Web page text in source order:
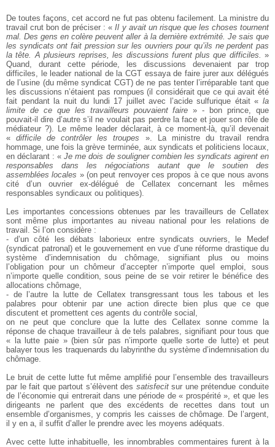
De toutes façons, cet accord ne fut pas obtenu facilement. La ministre du
travail crut bon de préciser :«Il y avait un risque que les choses tournent
mal. Des gens en colère peuvent aller à la dernière extrémité. Je sais que
les syndicats ont fait pression sur les ouvriers pour qu’ils ne perdent pas
la tête. A plusieurs reprises, les discussions furent plus que difficiles.
»
Quand, durant cette période, les discussions devenaient par trop
difficiles, le leader national de la CGT essaya de faire jurer aux délégués
de l’usine (du même syndicat CGT) de ne pas tenter l’irréparable tant que
les discussions n’étaient pas rompues (il considérait que ce qui avait été
fait pendant la nuit du lundi 17 juillet avec l’acide sulfurique était « la
limite de ce que les travailleurs pouvaient faire » - bon prince, que
pouvait-il dire d’autre s’il ne voulait pas perdre la face et jouer son rôle de
médiateur ?). Le même leader déclarait, à ce moment-là, qu’il devenait
«difficile de contrôler les troupes ». La ministre du travail rendra
hommage, une fois la grève terminée, aux syndicats et politiciens locaux,
en déclarant : «Je me dois de souligner combien les syndicats agirent en
responsables dans les négociations autant que le soutien des
assemblées locales » (on peut renvoyer ces propos à ce que nous avons
cité d’un ouvrier ex-délégué de Cellatex concernant les mêmes
responsables syndicaux ou politiques).
Les importantes concessions obtenues par les travailleurs de Cellatex
sont même plus importantes au niveau national pour les relations de
travail. Si l’on considère :
- d’un côté les débats laborieux entre syndicats ouvriers, le Medef
(syndicat patronal) et le gouvernement en vue d’une réforme drastique du
système d’indemnisation du chômage, signifiant plus ou moins
l’obligation pour un chômeur d’accepter n’importe quel emploi, sous
n’importe quelle condition, sous peine de se voir retirer le bénéfice des
allocations chômage,
- de l’autre la lutte de Cellatex transgressant tous les tabous et les
palabres pour obtenir par une action directe bien plus que ce que
discutent et promettent ces agents du contrôle social,
on ne peut que conclure que la lutte des Cellatex sonne comme la
réponse de chaque travailleur à de tels palabres, signifiant pour tous que
« la lutte paie » (bien sûr pas n’importe quelle sorte de lutte) et peut
balayer tous les traquenards du labyrinthe du système d’indemnisation du
chômage.
Le bruit de cette lutte fut même amplifié pour l’ensemble des travailleurs
par le fait que partout s’élèvent des satisfecitsur une prétendue conduite
de l’économie qui entrerait dans une période de « prospérité », et que les
dirigeants ne parlent que des excédents de recettes dans tout un
ensemble d’organismes, y compris les caisses de chômage. De l’argent,
il y en a, il suffit d’aller le prendre avec les moyens adéquats.
Avec cette lutte inhabituelle, les innombrables commentaires furent à la